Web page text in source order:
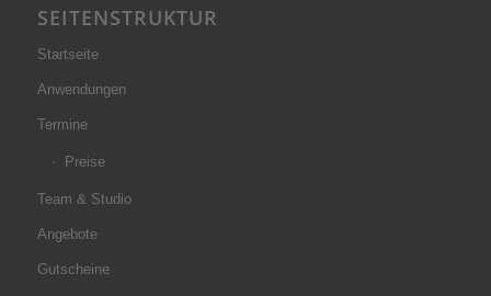
SEITENSTRUKTUR
Startseite
Anwendungen
Termine
Preise
Team & Studio
Angebote
Gutscheine